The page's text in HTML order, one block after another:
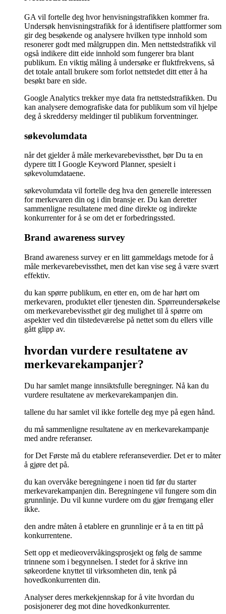
GA vil fortelle deg hvor henvisningstrafikken kommer fra.
Undersøk henvisningstrafikk for å identifisere plattformer som
gir deg besøkende og analysere hvilken type innhold som
resonerer godt med målgruppen din. Men nettstedstrafikk vil
også indikere ditt eide innhold som fungerer bra blant
publikum. En viktig måling å undersøke er fluktfrekvens, så
det totale antall brukere som forlot nettstedet ditt etter å ha
besøkt bare en side.
Google Analytics trekker mye data fra nettstedstrafikken. Du
kan analysere demografiske data for publikum som vil hjelpe
deg å skreddersy meldinger til publikum forventninger.
søkevolumdata
når det gjelder å måle merkevarebevissthet, bør Du ta en
dypere titt I Google Keyword Planner, spesielt i
søkevolumdataene.
søkevolumdata vil fortelle deg hva den generelle interessen
for merkevaren din og i din bransje er. Du kan deretter
sammenligne resultatene med dine direkte og indirekte
konkurrenter for å se om det er forbedringssted.
Brand awareness survey
Brand awareness survey er en litt gammeldags metode for å
måle merkevarebevissthet, men det kan vise seg å være svært
effektiv.
du kan spørre publikum, en etter en, om de har hørt om
merkevaren, produktet eller tjenesten din. Spørreundersøkelse
om merkevarebevissthet gir deg mulighet til å spørre om
aspekter ved din tilstedeværelse på nettet som du ellers ville
gått glipp av.
hvordan vurdere resultatene av
merkevarekampanjer?
Du har samlet mange innsiktsfulle beregninger. Nå kan du
vurdere resultatene av merkevarekampanjen din.
tallene du har samlet vil ikke fortelle deg mye på egen hånd.
du må sammenligne resultatene av en merkevarekampanje
med andre referanser.
for Det Første må du etablere referanseverdier. Det er to måter
å gjøre det på.
du kan overvåke beregningene i noen tid før du starter
merkevarekampanjen din. Beregningene vil fungere som din
grunnlinje. Du vil kunne vurdere om du gjør fremgang eller
ikke.
den andre måten å etablere en grunnlinje er å ta en titt på
konkurrentene.
Sett opp et medieovervåkingsprosjekt og følg de samme
trinnene som i begynnelsen. I stedet for å skrive inn
søkeordene knyttet til virksomheten din, tenk på
hovedkonkurrenten din.
Analyser deres merkekjennskap for å vite hvordan du
posisjonerer deg mot dine hovedkonkurrenter.